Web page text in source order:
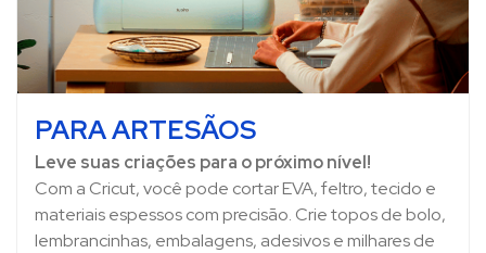
PARA ARTESÃOS
Leve suas criações para o próximo nível!
Com a Cricut, você pode cortar EVA, feltro, tecido e
materiais espessos com precisão. Crie topos de bolo,
lembrancinhas, embalagens, adesivos e milhares de